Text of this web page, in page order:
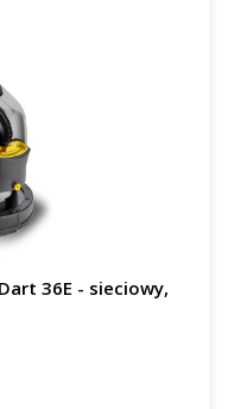
36E - sieciowy,